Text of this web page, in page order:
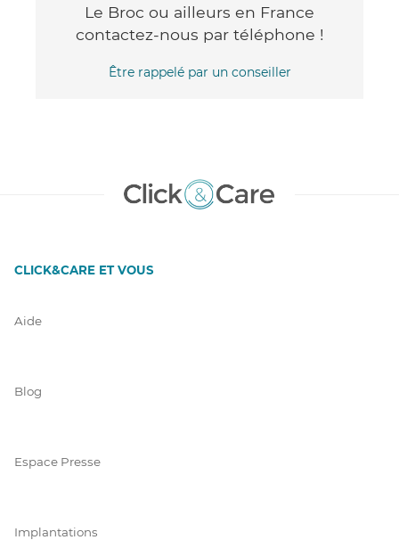
Le Broc ou ailleurs en France
contactez-nous par téléphone !
Être rappelé par un conseiller
CLICK&CARE ET VOUS
Aide
Blog
Espace Presse
Implantations